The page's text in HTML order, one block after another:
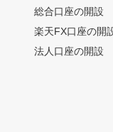
総合口座の開設
楽天FX口座の開
法人口座の開設